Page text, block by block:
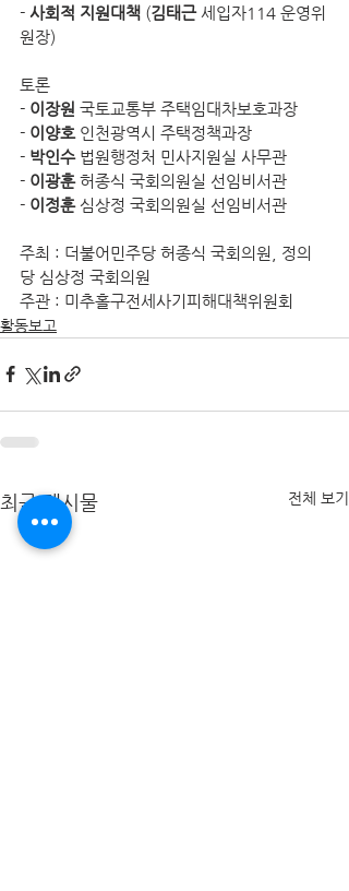
- 사회적 지원대책 (김태근 세입자114 운영위
원장)
토론
- 이장원 국토교통부 주택임대차보호과장
- 이양호 인천광역시 주택정책과장
- 박인수 법원행정처 민사지원실 사무관
- 이광훈 허종식 국회의원실 선임비서관
- 이정훈 심상정 국회의원실 선임비서관
주최 : 더불어민주당 허종식 국회의원, 정의
당 심상정 국회의원
주관 : 미추홀구전세사기피해대책위원회
활동보고
최근 게시물 전체 보기